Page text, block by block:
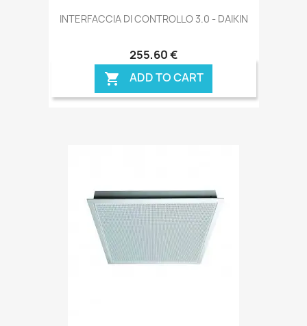
INTERFACCIA DI CONTROLLO 3.0 - DAIKIN
255,60 €
 ADD TO CART